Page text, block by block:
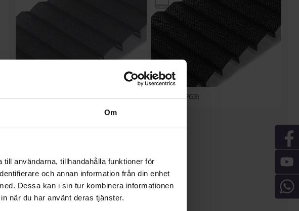
Om
användarna, tillhandahålla funktioner för
och annan information från din enhet
Dessa kan i sin tur kombinera informationen
när du har använt deras tjänster.
8587 (PG1) 1453 (PG3)